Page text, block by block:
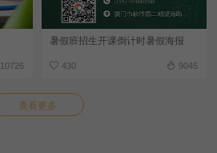
10726
暑假班招生开课倒计时暑假海报
430 9045
查看更多